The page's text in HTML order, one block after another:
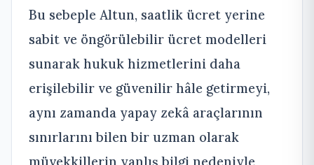
Bu sebeple Altun, saatlik ücret yerine
sabit ve öngörülebilir ücret modelleri
sunarak hukuk hizmetlerini daha
erişilebilir ve güvenilir hâle getirmeyi,
aynı zamanda yapay zekâ araçlarının
sınırlarını bilen bir uzman olarak